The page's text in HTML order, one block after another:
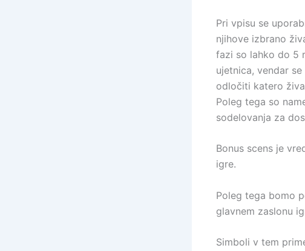
Pri vpisu se
njihove izbrano
fazi so lahko do 5
ujetnica, vendar
odločiti katero
Poleg tega so
sodelovanja za
Bonus scens je
igre.
Poleg tega bomo
glavnem zaslonu
Simboli v tem